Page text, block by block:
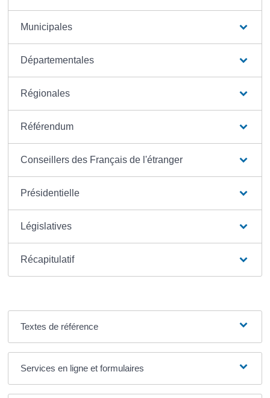
Municipales
Départementales
Régionales
Référendum
Conseillers des Français de l'étranger
Présidentielle
Législatives
Récapitulatif
Textes de référence
Services en ligne et formulaires